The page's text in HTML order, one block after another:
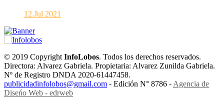
12.Jul 2021
© 2019 CopyrightInfoLobos. Todos los derechos reservados.
Directora: Alvarez Gabriela. Propietaria: Alvarez Zunilda Gabriela.
Nº de Registro DNDA 2020-61447458.
publicidadinfolobos@gmail.com - Edición N° 8786 -Agencia de
Diseńo Web - edrweb